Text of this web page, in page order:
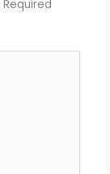
Required